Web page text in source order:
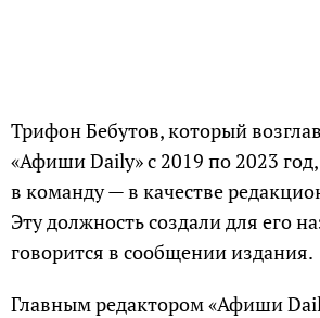
Трифон Бебутов, который
«Афиши Daily» с 2019 по 2023
в команду — в качестве
Эту должность создали для его
говорится в сообщении издания.
Главным редактором «Афиши